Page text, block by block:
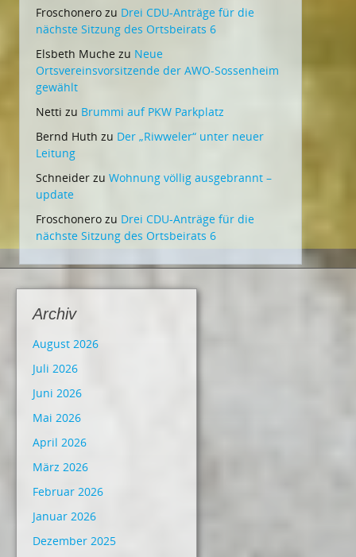
Froschonero zu Drei CDU-Anträge für die
nächste Sitzung des Ortsbeirats 6
Elsbeth Muche zu Neue
Ortsvereinsvorsitzende der AWO-Sossenheim
gewählt
Netti zu Brummi auf PKW Parkplatz
Bernd Huth zu Der „Riwweler“ unter neuer
Leitung
Schneider zu Wohnung völlig ausgebrannt –
update
Froschonero zu Drei CDU-Anträge für die
nächste Sitzung des Ortsbeirats 6
Archiv
August 2026
Juli 2026
Juni 2026
Mai 2026
April 2026
März 2026
Februar 2026
Januar 2026
Dezember 2025